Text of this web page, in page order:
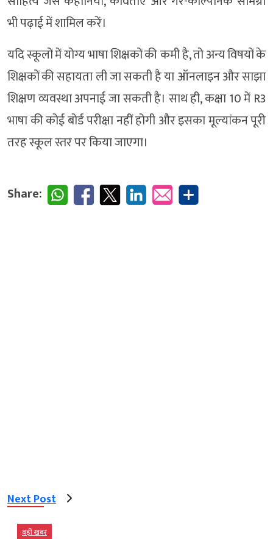
भी पढ़ाई में शामिल करें।
यदि स्कूलों में योग्य भाषा शिक्षकों की कमी है, तो अन्य विषयों के
शिक्षकों की सहायता ली जा सकती है या ऑनलाइन और साझा
शिक्षण व्यवस्था अपनाई जा सकती है। साथ ही, कक्षा 10 में R3
भाषा की कोई बोर्ड परीक्षा नहीं होगी और इसका मूल्यांकन पूरी
तरह स्कूल स्तर पर किया जाएगा।
Share:
Next Post
बड़ी खबर